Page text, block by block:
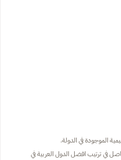
الموجودة في الدولة.
في ترتيب افضل الدول العربية في